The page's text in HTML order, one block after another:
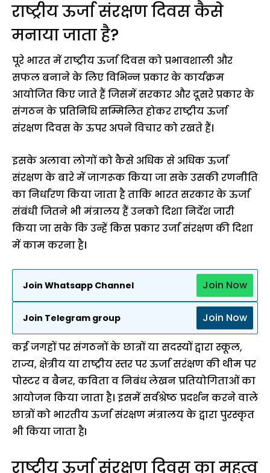
राष्ट्रीय ऊर्जा संरक्षण दिवस कैसे
मनाया जाता है?
पूरे भारत में राष्ट्रीय ऊर्जा दिवस को प्रभावशाली और
सफल बनाने के लिए विभिन्न प्रकार के कार्यक्रम
आयोजित किए जाते हैं जिसमें सरकार और दूसरे प्रकार के
संगठन के प्रतिनिधि सम्मिलित होकर राष्ट्रीय ऊर्जा
संरक्षण दिवस के ऊपर अपने विचार को रखते हैं।
इसके अलावा लोगों को कैसे अधिक से अधिक ऊर्जा
संरक्षण के बारे में जागरूक किया जा सके उसकी रणनीति
का निर्धारण किया जाता है ताकि भारत सरकार के ऊर्जा
संबंधी जितने भी मंत्रालय हैं उनको दिशा निर्देश जारी
किया जा सके कि उन्हें किस प्रकार उर्जा संरक्षण की दिशा
में काम करना है।
Join Whatsapp Channel Join Now
Join Telegram group Join Now
कई जगहों पर संगठनों के छात्रों या सदस्यों द्वारा स्कूल,
राज्य, क्षेत्रीय या राष्ट्रीय स्तर पर ऊर्जा सरंक्षण की थीम पर
पोस्टर व बैनर, कविता व निबंध लेखन प्रतियोगिताओं का
आयोजन किया जाता है। इसमें सर्वश्रेष्ठ प्रदर्शन करने वाले
छात्रों को भारतीय ऊर्जा संरक्षण मंत्रालय के द्वारा पुरस्कृत
भी किया जाता हैI
राष्ट्रीय ऊर्जा संरक्षण दिवस का महत्व